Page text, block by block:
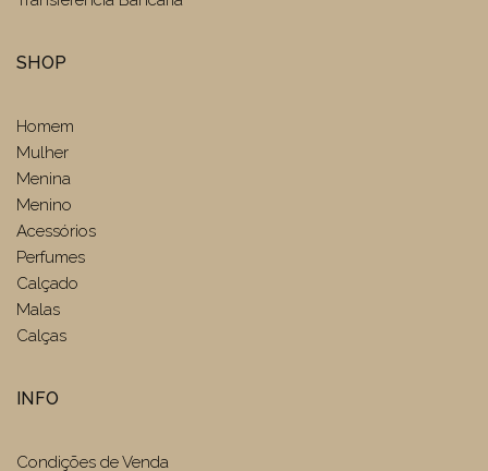
SHOP
Homem
Mulher
Menina
Menino
Acessórios
Perfumes
Calçado
Malas
Calças
INFO
Condições de Venda